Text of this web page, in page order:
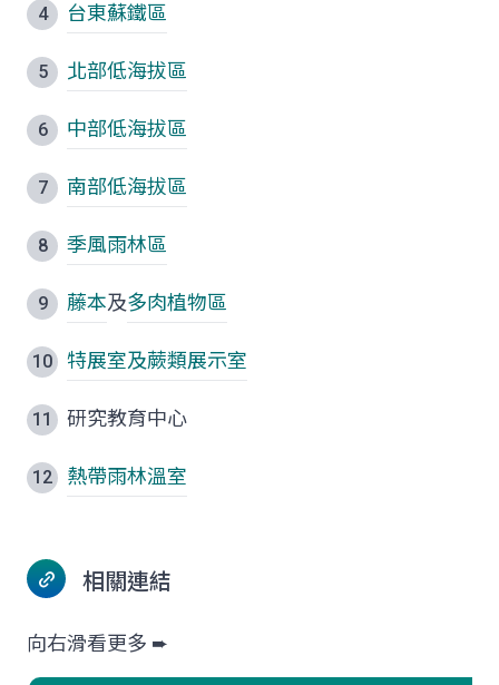
台東蘇鐵區
北部低海拔區
中部低海拔區
南部低海拔區
季風雨林區
藤本及多肉植物區
特展室及蕨類展示室
研究教育中心
熱帶雨林溫室
相關連結